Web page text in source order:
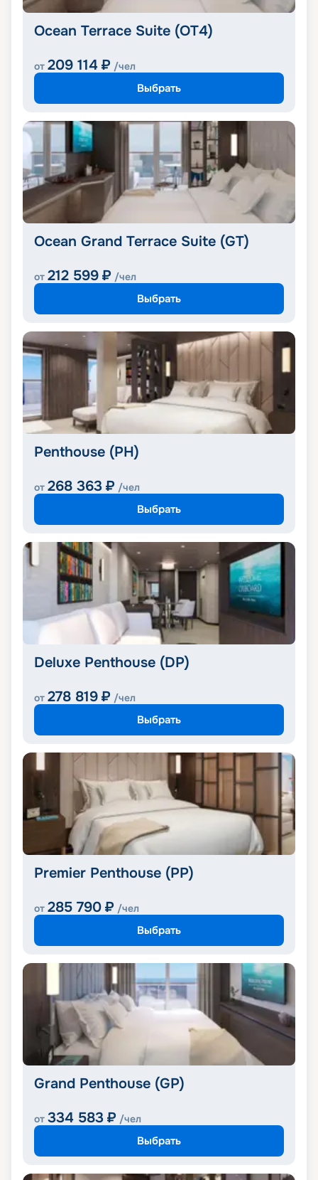
Ocean Terrace Suite (OT4)
от 209 114 ₽ /чел
Выбрать
Ocean Grand Terrace Suite (GT)
от 212 599 ₽ /чел
Выбрать
Penthouse (PH)
от 268 363 ₽ /чел
Выбрать
Deluxe Penthouse (DP)
от 278 819 ₽ /чел
Выбрать
Premier Penthouse (PP)
от 285 790 ₽ /чел
Выбрать
Grand Penthouse (GP)
от 334 583 ₽ /чел
Выбрать